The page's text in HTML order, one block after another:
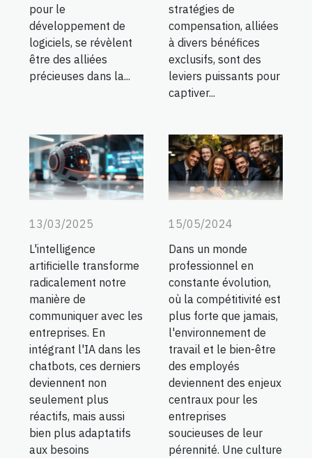
pour le
développement de
logiciels, se révèlent
être des alliées
précieuses dans la...
stratégies de
compensation, alliées
à divers bénéfices
exclusifs, sont des
leviers puissants pour
captiver...
13/03/2025
L'intelligence
artificielle transforme
radicalement notre
manière de
communiquer avec les
entreprises. En
intégrant l'IA dans les
chatbots, ces derniers
deviennent non
seulement plus
réactifs, mais aussi
bien plus adaptatifs
aux besoins
15/05/2024
Dans un monde
professionnel en
constante évolution,
où la compétitivité est
plus forte que jamais,
l'environnement de
travail et le bien-être
des employés
deviennent des enjeux
centraux pour les
entreprises
soucieuses de leur
pérennité. Une culture